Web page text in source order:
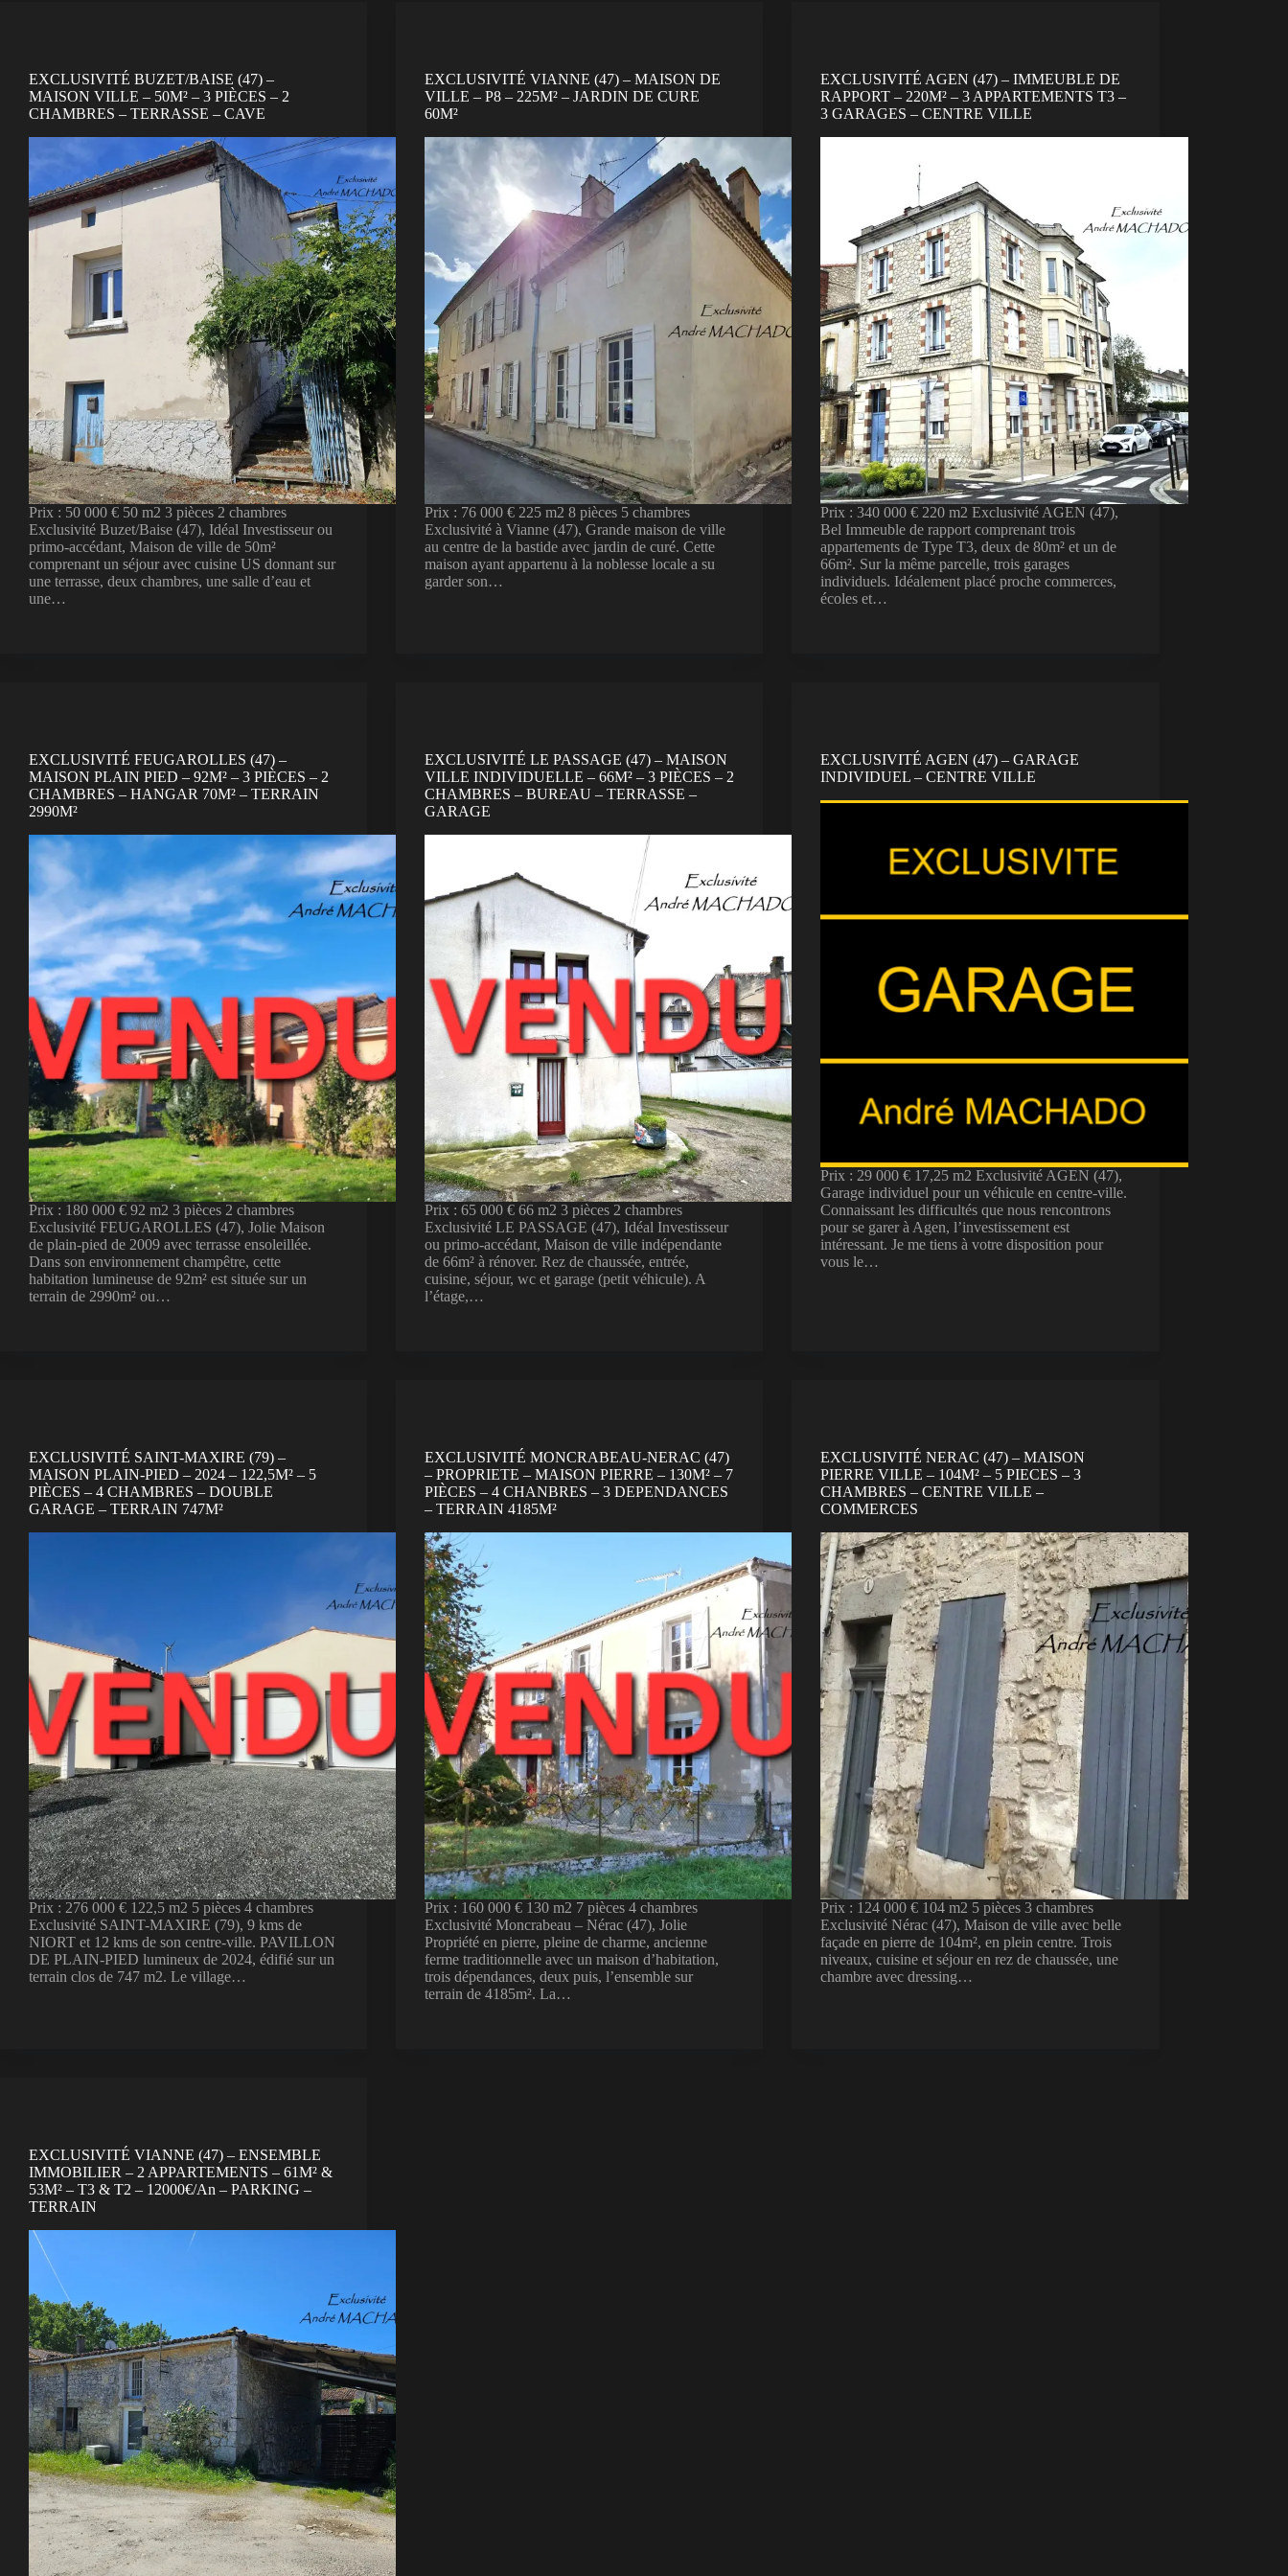
EXCLUSIVITÉ BUZET/BAISE (47) –
MAISON VILLE – 50M² – 3 PIÈCES – 2
CHAMBRES – TERRASSE – CAVE
Prix : 50 000 € 50 m2 3 pièces 2 chambres
Exclusivité Buzet/Baise (47), Idéal Investisseur ou
primo-accédant, Maison de ville de 50m²
comprenant un séjour avec cuisine US donnant sur
une terrasse, deux chambres, une salle d’eau et
une…
EXCLUSIVITÉ VIANNE (47) – MAISON DE
VILLE – P8 – 225M² – JARDIN DE CURE
60M²
Prix : 76 000 € 225 m2 8 pièces 5 chambres
Exclusivité à Vianne (47), Grande maison de ville
au centre de la bastide avec jardin de curé. Cette
maison ayant appartenu à la noblesse locale a su
garder son…
EXCLUSIVITÉ AGEN (47) – IMMEUBLE DE
RAPPORT – 220M² – 3 APPARTEMENTS T3 –
3 GARAGES – CENTRE VILLE
Prix : 340 000 € 220 m2 Exclusivité AGEN (47),
Bel Immeuble de rapport comprenant trois
appartements de Type T3, deux de 80m² et un de
66m². Sur la même parcelle, trois garages
individuels. Idéalement placé proche commerces,
écoles et…
EXCLUSIVITÉ FEUGAROLLES (47) –
MAISON PLAIN PIED – 92M² – 3 PIÈCES – 2
CHAMBRES – HANGAR 70M² – TERRAIN
2990M²
Prix : 180 000 € 92 m2 3 pièces 2 chambres
Exclusivité FEUGAROLLES (47), Jolie Maison
de plain-pied de 2009 avec terrasse ensoleillée.
Dans son environnement champêtre, cette
habitation lumineuse de 92m² est située sur un
terrain de 2990m² ou…
EXCLUSIVITÉ LE PASSAGE (47) – MAISON
VILLE INDIVIDUELLE – 66M² – 3 PIÈCES – 2
CHAMBRES – BUREAU – TERRASSE –
GARAGE
Prix : 65 000 € 66 m2 3 pièces 2 chambres
Exclusivité LE PASSAGE (47), Idéal Investisseur
ou primo-accédant, Maison de ville indépendante
de 66m² à rénover. Rez de chaussée, entrée,
cuisine, séjour, wc et garage (petit véhicule). A
l’étage,…
EXCLUSIVITÉ AGEN (47) – GARAGE
INDIVIDUEL – CENTRE VILLE
Prix : 29 000 € 17,25 m2 Exclusivité AGEN (47),
Garage individuel pour un véhicule en centre-ville.
Connaissant les difficultés que nous rencontrons
pour se garer à Agen, l’investissement est
intéressant. Je me tiens à votre disposition pour
vous le…
EXCLUSIVITÉ SAINT-MAXIRE (79) –
MAISON PLAIN-PIED – 2024 – 122,5M² – 5
PIÈCES – 4 CHAMBRES – DOUBLE
GARAGE – TERRAIN 747M²
Prix : 276 000 € 122,5 m2 5 pièces 4 chambres
Exclusivité SAINT-MAXIRE (79), 9 kms de
NIORT et 12 kms de son centre-ville. PAVILLON
DE PLAIN-PIED lumineux de 2024, édifié sur un
terrain clos de 747 m2. Le village…
EXCLUSIVITÉ MONCRABEAU-NERAC (47)
– PROPRIETE – MAISON PIERRE – 130M² – 7
PIÈCES – 4 CHANBRES – 3 DEPENDANCES
– TERRAIN 4185M²
Prix : 160 000 € 130 m2 7 pièces 4 chambres
Exclusivité Moncrabeau – Nérac (47), Jolie
Propriété en pierre, pleine de charme, ancienne
ferme traditionnelle avec un maison d’habitation,
trois dépendances, deux puis, l’ensemble sur
terrain de 4185m². La…
EXCLUSIVITÉ NERAC (47) – MAISON
PIERRE VILLE – 104M² – 5 PIECES – 3
CHAMBRES – CENTRE VILLE –
COMMERCES
Prix : 124 000 € 104 m2 5 pièces 3 chambres
Exclusivité Nérac (47), Maison de ville avec belle
façade en pierre de 104m², en plein centre. Trois
niveaux, cuisine et séjour en rez de chaussée, une
chambre avec dressing…
EXCLUSIVITÉ VIANNE (47) – ENSEMBLE
IMMOBILIER – 2 APPARTEMENTS – 61M² &
53M² – T3 & T2 – 12000€/An – PARKING –
TERRAIN